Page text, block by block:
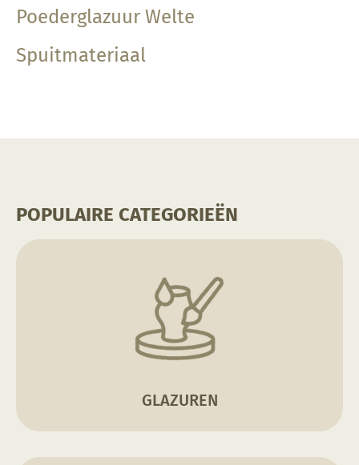
Poederglazuur Welte
Spuitmateriaal
POPULAIRE CATEGORIEËN
GLAZUREN